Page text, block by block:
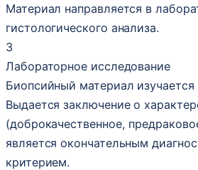
Материал направляется в
гистологического анализа.
3
Лабораторное исследование
Биопсийный материал
Выдается заключение о
(доброкачественное,
является окончательным
критерием.